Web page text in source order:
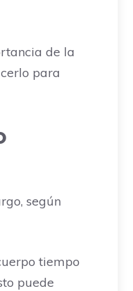
de la
para
según
tiempo
puede